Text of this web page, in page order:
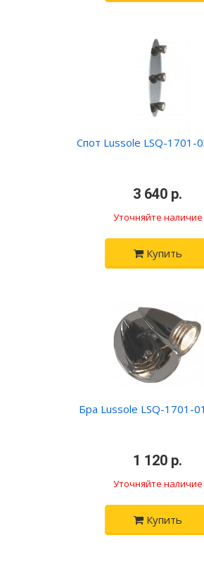
Спот Lussole LSQ-1701-
3 640 р.
Уточняйте наличие
Купить
Бра Lussole LSQ-1701-
1 120 р.
Уточняйте наличие
Купить